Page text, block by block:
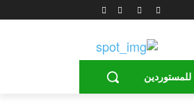
للمستوردين